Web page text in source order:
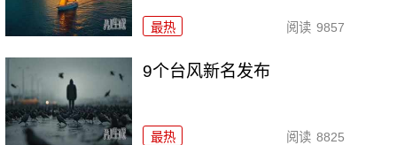
最热 阅读 9857
9个台风新名发布
最热 阅读 8825